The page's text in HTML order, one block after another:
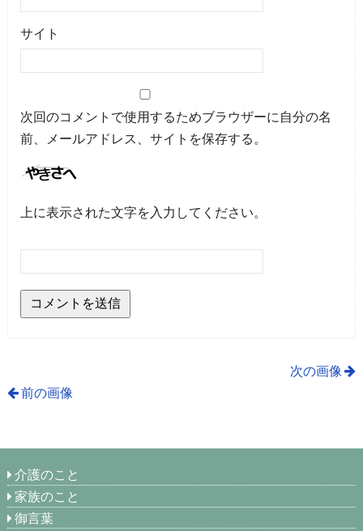
サイト
次回のコメントで使用するためブラウザーに自分の名
前、メールアドレス、サイトを保存する。
上に表示された文字を入力してください。
次の画像
前の画像
介護のこと
家族のこと
御言葉